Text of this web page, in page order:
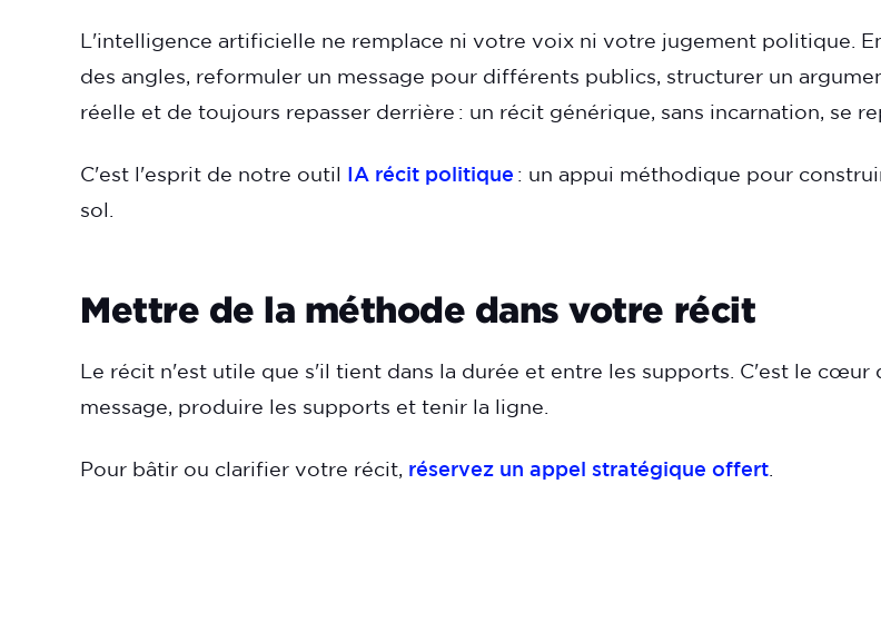
L'intelligence artificielle ne remplace ni votre voix ni votre jugement politique.
des angles, reformuler un message pour différents publics, structurer un
réelle et de toujours repasser derrière : un récit générique, sans incarnation, se
C'est l'esprit de notre outil IA récit politique : un appui méthodique pour
sol.
Mettre de la méthode dans votre récit
Le récit n'est utile que s'il tient dans la durée et entre les supports. C'est le cœur
message, produire les supports et tenir la ligne.
Pour bâtir ou clarifier votre récit, réservez un appel stratégique offert